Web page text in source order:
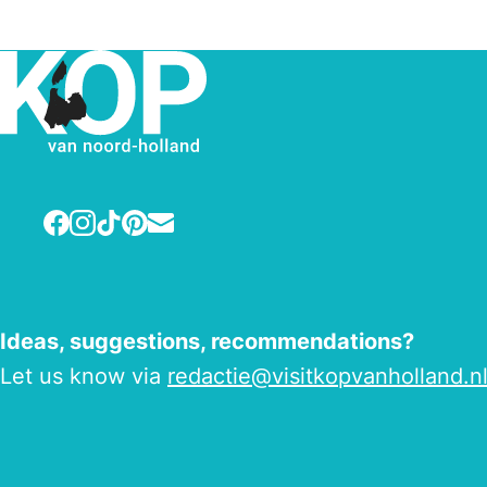
Facebook
Instagram
TikTok
Pinterest
E-mail
Ideas, suggestions, recommendations?
Let us know via redactie@visitkopvanholland.nl